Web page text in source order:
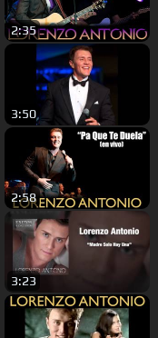
2:35
3:50
2:58
3:23